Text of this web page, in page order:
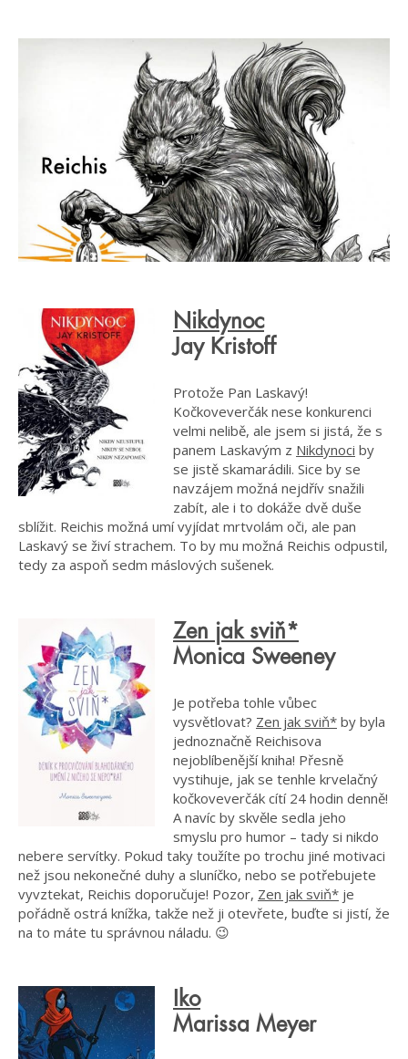
Nikdynoc
Jay Kristoff
Protože Pan Laskavý!
Kočkoveverčák nese konkurenci
velmi nelibě, ale jsem si jistá, že s
panem Laskavým z Nikdynoci by
se jistě skamarádili. Sice by se
navzájem možná nejdřív snažili
zabít, ale i to dokáže dvě duše
sblížit. Reichis možná umí vyjídat mrtvolám oči, ale pan
Laskavý se živí strachem. To by mu možná Reichis odpustil,
tedy za aspoň sedm máslových sušenek.
Zen jak sviň*
Monica Sweeney
Je potřeba tohle vůbec
vysvětlovat? Zen jak sviň* by byla
jednoznačně Reichisova
nejoblíbenější kniha! Přesně
vystihuje, jak se tenhle krvelačný
kočkoveverčák cítí 24 hodin denně!
A navíc by skvěle sedla jeho
smyslu pro humor – tady si nikdo
nebere servítky. Pokud taky toužíte po trochu jiné motivaci
než jsou nekonečné duhy a sluníčko, nebo se potřebujete
vyvztekat, Reichis doporučuje! Pozor, Zen jak sviň* je
pořádně ostrá knížka, takže než ji otevřete, buďte si jistí, že
na to máte tu správnou náladu. 😉
Iko
Marissa Meyer